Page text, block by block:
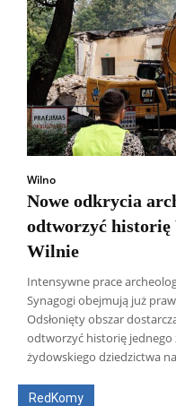
Wilno
Nowe odkrycia
odtworzyć
Wilnie
Intensywne prace
Synagogi obejmują już
Odsłonięty obszar
odtworzyć historię jednego
żydowskiego dziedzictwa
RedKomy
Wszyscy
ks.